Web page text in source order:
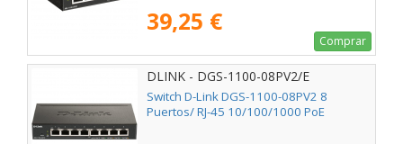
39,25 €
Comprar
DLINK - DGS-1100-08PV2/E
Switch D-Link DGS-1100-08PV2 8
Puertos/ RJ-45 10/100/1000 PoE